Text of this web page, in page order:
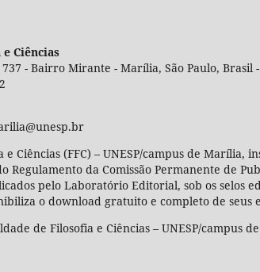
Ciências
- Bairro Mirante - Marília, São Paulo, Brasil -
Ciências (FFC) – UNESP/campus de Marília,
Regulamento da Comissão Permanente de
pelo Laboratório Editorial, sob os selos
o download gratuito e completo de seus
de Filosofia e Ciências – UNESP/campus